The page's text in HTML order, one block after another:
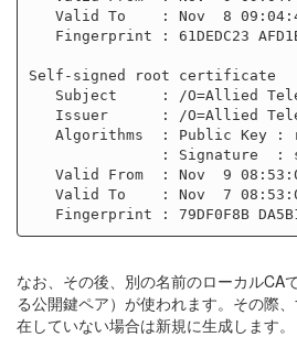
Self-signed root certificate
なお、その後、別の名前のローカルCA
る公開鍵ペア）が使われます。その際
在していない場合は新規に生成します。